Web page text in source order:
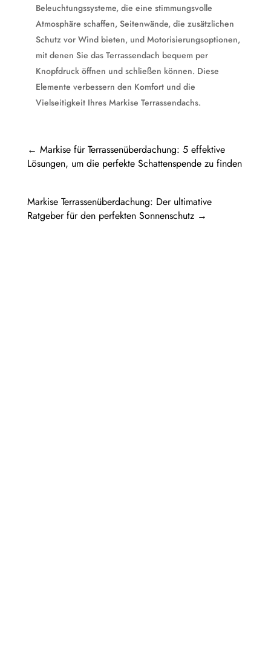
Beleuchtungssysteme, die eine stimmungsvolle
Atmosphäre schaffen, Seitenwände, die zusätzlichen
Schutz vor Wind bieten, und Motorisierungsoptionen,
mit denen Sie das Terrassendach bequem per
Knopfdruck öffnen und schließen können. Diese
Elemente verbessern den Komfort und die
Vielseitigkeit Ihres Markise Terrassendachs.
← Markise für Terrassenüberdachung: 5 effektive
Lösungen, um die perfekte Schattenspende zu finden
Markise Terrassenüberdachung: Der ultimative
Ratgeber für den perfekten Sonnenschutz→